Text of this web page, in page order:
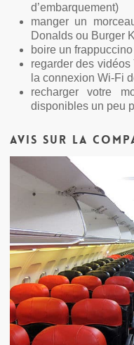
d’embarquement)
manger un
Donalds ou Burger
boire un
regarder des vidéos
la connexion Wi-Fi
recharger votre
disponibles un peu
Avis sur la